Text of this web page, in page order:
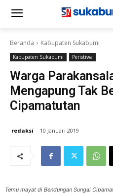
Beranda Kabupaten Sukabumi
Kabupaten Sukabumi Peristiwa
Warga
Mengapung Tak
Cipamatutan
redaksi 10 Januari 2019
Temu mayat di Bendungan Sungai